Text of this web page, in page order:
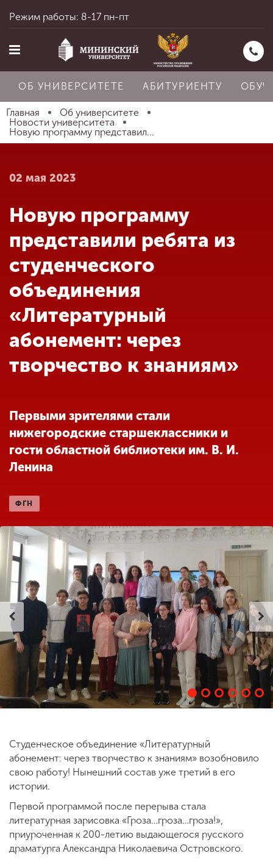
Главная
Абитуриенту
Обучение
Наука
Международная
деятельность
Другие виды
деятельности
Студенческая жизнь
образовательной
организации
ENG SPN CHI
Приемная
комиссия
+7 (831) 262-26-20
Режим работы: 8-17 пн-пт
ОБ УНИВЕРСИТЕТЕ АБИТУРИЕНТУ
Главная
Об университете
Новости университета
Новую программу представил...
02 мая 2023
Новую программу
представили ребята из
студенческого
объединения
«Литературный
абонемент: через
творчество к знаниям»
Первыми зрителями стали
нижегородские старшеклассники и
гости областной библиотеки им. В. И.
Ленина
ФГН
Студенческое объединение «Литературный
абонемент: через творчество к знаниям» возобновило
свою работу! Нынешний состав уже третий в его
истории.
Первой программой после перерыва стала
литературная зарисовка «Гроза…гроза…гроза!»,
приуроченная к 200-летию выдающегося русского
драматурга Александра Николаевича Островского.